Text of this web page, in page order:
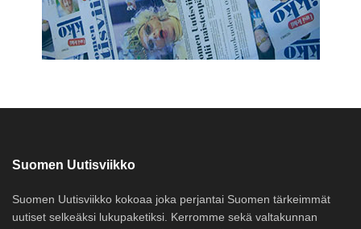
Suomen Uutisviikko
Suomen Uutisviikko kokoaa joka perjantai Suomen tärkeimmät
uutiset selkeäksi lukupaketiksi. Kerromme sekä valtakunnan